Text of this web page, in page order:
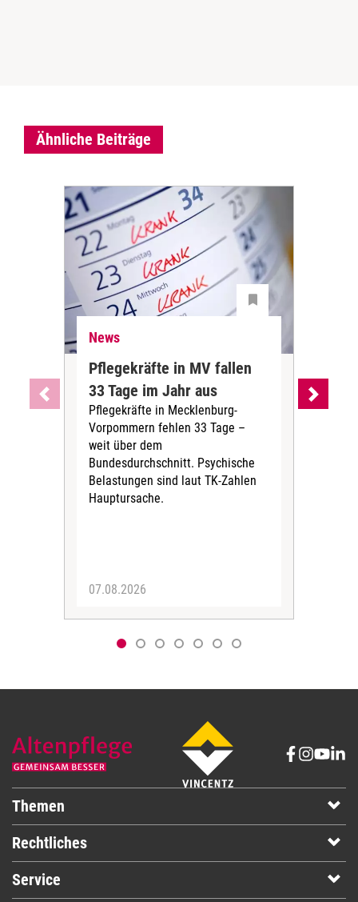
Ähnliche Beiträge
News
Pflegekräfte in MV fallen
33 Tage im Jahr aus
Pflegekräfte in Mecklenburg-
Vorpommern fehlen 33 Tage –
weit über dem
Bundesdurchschnitt. Psychische
Belastungen sind laut TK-Zahlen
Hauptursache.
07.08.2026
Themen
Rechtliches
Service